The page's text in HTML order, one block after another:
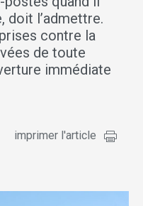
doit l’admettre.
contre la
de toute
immédiate
imprimer l'article